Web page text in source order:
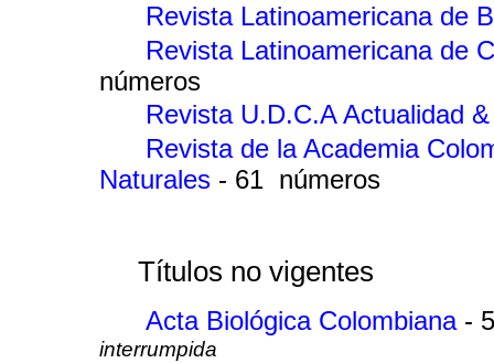
Revista Latinoamericana de
Revista Latinoamericana de
números
Revista U.D.C.A Actualidad
Revista de la Academia
Naturales - 61 números
Títulos no vigentes
Acta Biológica Colombiana -
interrumpida